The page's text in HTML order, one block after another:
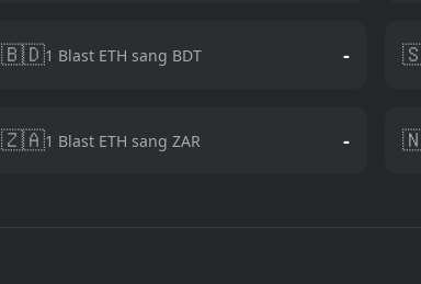
🇧🇩1 Blast ETH sang BDT -
🇿🇦1 Blast ETH sang ZAR -